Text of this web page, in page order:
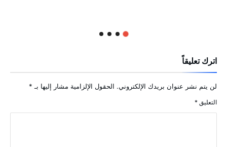
اترك تعليقاً
لن يتم نشر عنوان بريدك الإلكتروني. الحقول الإلزامية مشار إليها بـ *
التعليق *